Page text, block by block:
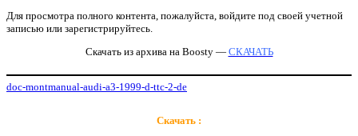
Для просмотра полного контента, пожалуйста, войдите под своей учетной
записью или зарегистрируйтесь.
Скачать из архива на Boosty — СКАЧАТЬ
doc-montmanual-audi-a3-1999-d-ttc-2-de
Скачать :